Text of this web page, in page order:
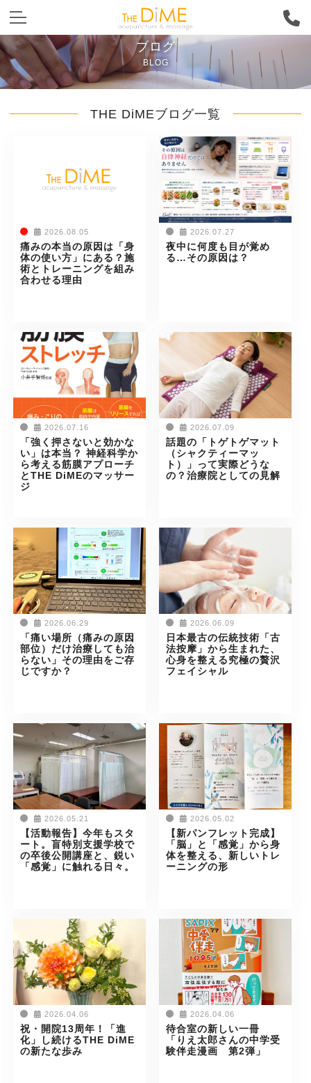
ブログ
BLOG
THE DiMEブログ一覧
2026.08.05
痛みの本当の原因は「身
体の使い方」にある？施
術とトレーニングを組み
合わせる理由
2026.07.27
夜中に何度も目が覚め
る…その原因は？
2026.07.16
「強く押さないと効かな
い」は本当？ 神経科学か
ら考える筋膜アプローチ
とTHE DiMEのマッサー
ジ
2026.07.09
話題の「トゲトゲマット
（シャクティーマッ
ト）」って実際どうな
の？治療院としての見解
2026.06.29
「痛い場所（痛みの原因
部位）だけ治療しても治
らない」その理由をご存
じですか？
2026.06.09
日本最古の伝統技術「古
法按摩」から生まれた、
心身を整える究極の贅沢
フェイシャル
2026.05.21
【活動報告】今年もスタ
ート。盲特別支援学校で
の卒後公開講座と、鋭い
「感覚」に触れる日々。
2026.05.02
【新パンフレット完成】
「脳」と「感覚」から身
体を整える、新しいトレ
ーニングの形
2026.04.06
祝・開院13周年！「進
化」し続けるTHE DiME
の新たな歩み
2026.04.06
待合室の新しい一冊
「りえ太郎さんの中学受
験伴走漫画 第2弾」